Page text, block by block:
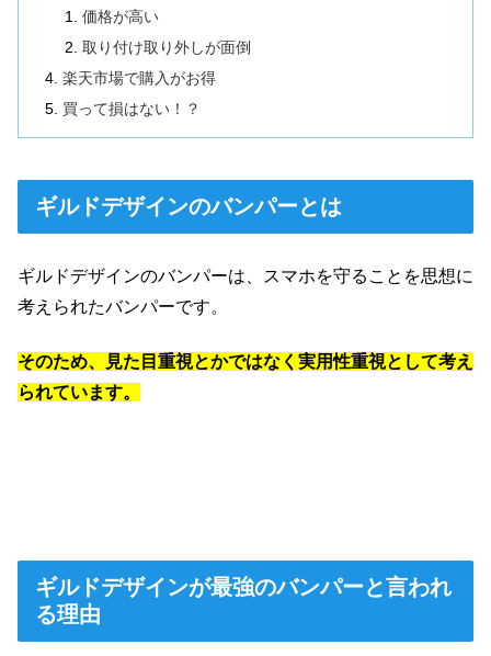
価格が高い
取り付け取り外しが面倒
楽天市場で購入がお得
買って損はない！？
ギルドデザインのバンパーとは
ギルドデザインのバンパーは、スマホを守ることを思想に
考えられたバンパーです。
そのため、見た目重視とかではなく実用性重視として考え
られています。
ギルドデザインが最強のバンパーと言われ
る理由